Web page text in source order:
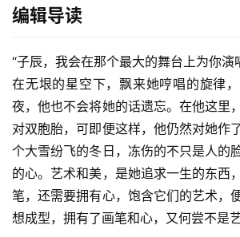
编辑导读
“子辰，我会在那个最大的舞台上为你演
在无垠的星空下，飘来她哼唱的旋律
夜，他也不会将她的话遗忘。在他这里
对双胞胎，可即便这样，他仍然对她作
个大雪纷飞的冬日，冻伤的不只是人的
的心。艺术和美，是她追求一生的东西
笔，还需要拥有心，饱含它们的艺术，
想成型，拥有了画笔和心，又何尝不是